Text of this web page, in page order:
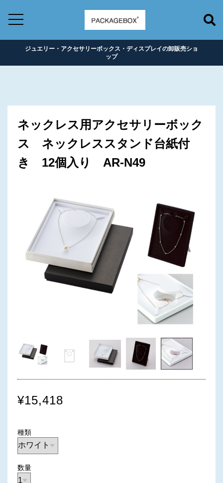
ジュエリー・アクセサリーボックス・ディスプレイの卸販売ショ
ップ
ネックレス用アクセサリーボック
ス ネックレススタンド台紙付
き 12個入り AR-N49
¥15,418
種類
数量